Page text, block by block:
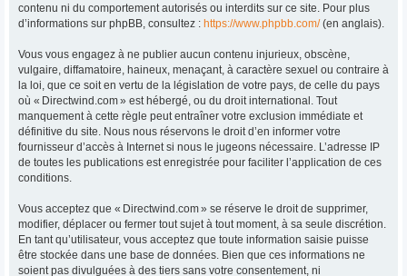
contenu ni du comportement autorisés ou interdits sur ce site. Pour plus
d’informations sur phpBB, consultez : https://www.phpbb.com/(en anglais).
Vous vous engagez à ne publier aucun contenu injurieux, obscène,
vulgaire, diffamatoire, haineux, menaçant, à caractère sexuel ou contraire à
la loi, que ce soit en vertu de la législation de votre pays, de celle du pays
où « Directwind.com » est hébergé, ou du droit international. Tout
manquement à cette règle peut entraîner votre exclusion immédiate et
définitive du site. Nous nous réservons le droit d’en informer votre
fournisseur d’accès à Internet si nous le jugeons nécessaire. L’adresse IP
de toutes les publications est enregistrée pour faciliter l’application de ces
conditions.
Vous acceptez que « Directwind.com » se réserve le droit de supprimer,
modifier, déplacer ou fermer tout sujet à tout moment, à sa seule discrétion.
En tant qu’utilisateur, vous acceptez que toute information saisie puisse
être stockée dans une base de données. Bien que ces informations ne
soient pas divulguées à des tiers sans votre consentement, ni